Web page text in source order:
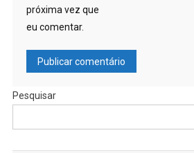
próxima vez que
eu comentar.
Pesquisar